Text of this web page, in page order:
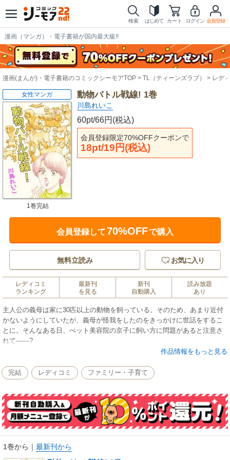
検索 はじめて カート ログイン 会員登録
漫画（マンガ）・電子書籍が国内最大級!!
漫画(まんが)・電子書籍のコミックシーモアTOP TL（ティーンズラブ） レデ
動物バトル戦線! 1巻
川島れいこ
60pt/66円(税込)
会員登録限定70%OFFクーポンで
18pt/19円(税込)
女性マンガ
1巻完結
会員登録して70%OFFで購入
無料立読み お気に入り
レディコミ
ランキング
最新刊
を見る
新刊
自動購入
読み放題
あり
主人公の義母は家に30匹以上の動物を飼っている。そのため、あまり近付
かないようにしていたが、義母が怪我をしたのをきっかけに世話をするこ
とに。そんなある日、ぺット美容院の京子に飼い方に問題があると注意さ
れて――?
作品情報をもっと見る
完結 レディコミ ファミリー・子育て
1巻から ｜ 最新刊から